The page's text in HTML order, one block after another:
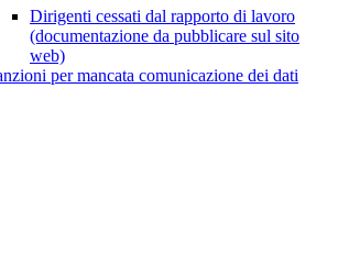
Dirigenti cessati dal rapporto di lavoro
(documentazione da pubblicare sul sito
web)
per mancata comunicazione dei dati